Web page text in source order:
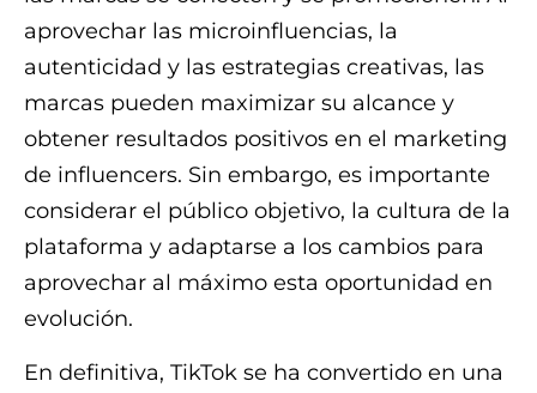
aprovechar las microinfluencias, la
autenticidad y las estrategias creativas, las
marcas pueden maximizar su alcance y
obtener resultados positivos en el marketing
de influencers. Sin embargo, es importante
considerar el público objetivo, la cultura de la
plataforma y adaptarse a los cambios para
aprovechar al máximo esta oportunidad en
evolución.
En definitiva, TikTok se ha convertido en una